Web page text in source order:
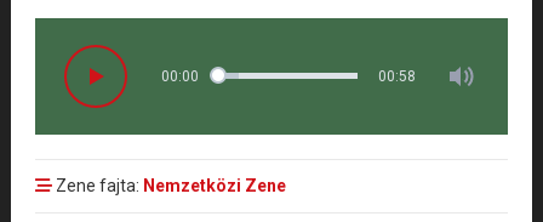
00:00 00:58
Zene fajta: Nemzetközi Zene